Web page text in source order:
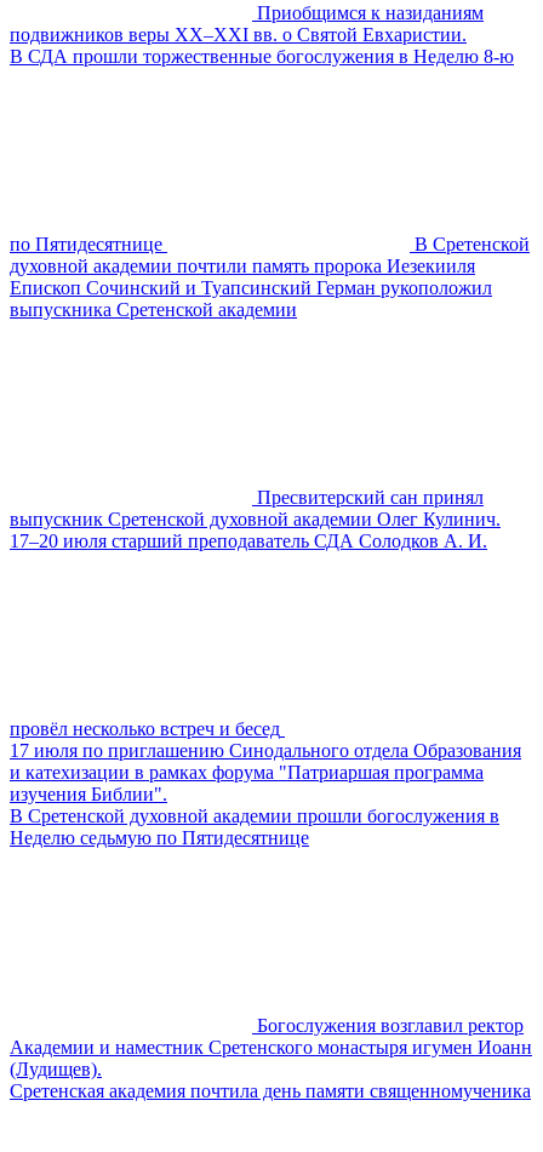
Приобщимся к назиданиям
подвижников веры XX–XXI вв. о Святой Евхаристии.
В СДА прошли торжественные богослужения в Неделю 8-ю
по Пятидесятнице
В Сретенской
духовной академии почтили память пророка Иезекииля
Епископ Сочинский и Туапсинский Герман рукоположил
выпускника Сретенской академии
Пресвитерский сан принял
выпускник Сретенской духовной академии Олег Кулинич.
17–20 июля старший преподаватель СДА Солодков А. И.
провёл несколько встреч и бесед
17 июля по приглашению Синодального отдела Образования
и катехизации в рамках форума "Патриаршая программа
изучения Библии".
В Сретенской духовной академии прошли богослужения в
Неделю седьмую по Пятидесятнице
Богослужения возглавил ректор
Академии и наместник Сретенского монастыря игумен Иоанн
(Лудищев).
Сретенская академия почтила день памяти священномученика